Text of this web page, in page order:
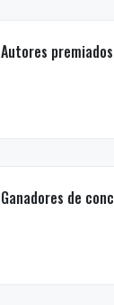
Autores
Ganadores de